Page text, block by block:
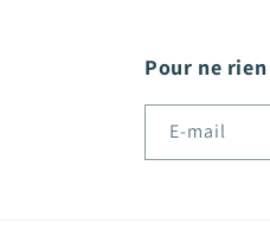
Pour ne
E-mail